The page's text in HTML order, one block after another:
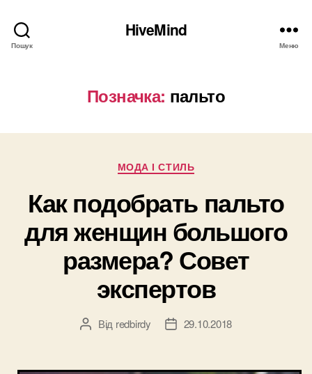
Пошук
HiveMind
Меню
Позначка: пальто
Категорії
МОДА І СТИЛЬ
Как подобрать пальто
для женщин большого
размера? Совет
экспертов
Автор
Від redbirdy
Дата29.10.2018